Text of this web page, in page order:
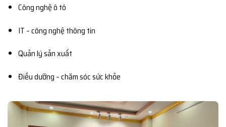
Công nghệ ô tô
IT – công nghệ thông tin
Quản lý sản xuất
Điều dưỡng – chăm sóc sức khỏe